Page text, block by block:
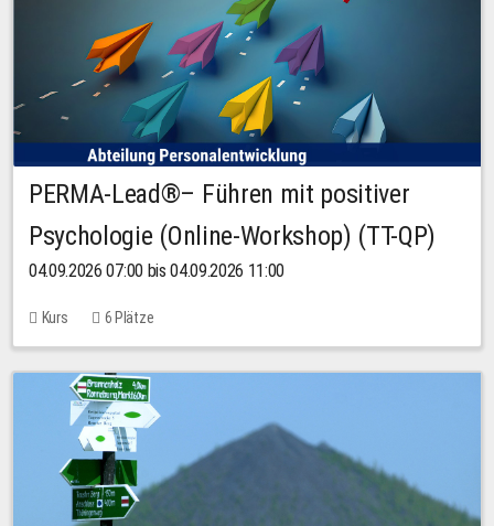
PERMA-Lead®– Führen mit positiver
Psychologie (Online-Workshop) (TT-QP)
04.09.2026 07:00 bis 04.09.2026 11:00
Kurs 6 Plätze